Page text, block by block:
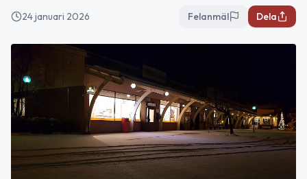
24 januari 2026 Felanmäl Dela